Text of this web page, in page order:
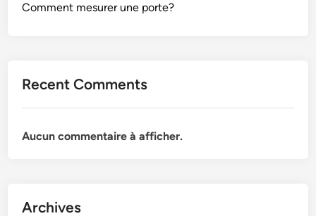
Comment mesurer une porte?
Recent Comments
Aucun commentaire à afficher.
Archives